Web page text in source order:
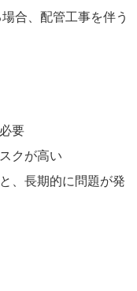
合、配管工事を伴う
要
クが高い
、長期的に問題が発